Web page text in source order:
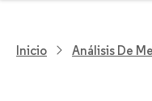
Inicio Análisis De